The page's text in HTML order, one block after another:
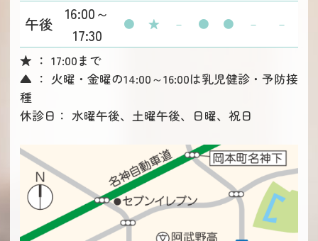
★ ： 17:00まで
▲ ： 火曜・金曜の14:00～16:00は乳児健診・予防接
種
休診日： 水曜午後、土曜午後、日曜、祝日
午後
16:00～
17:30
● ★ － ● ● － －